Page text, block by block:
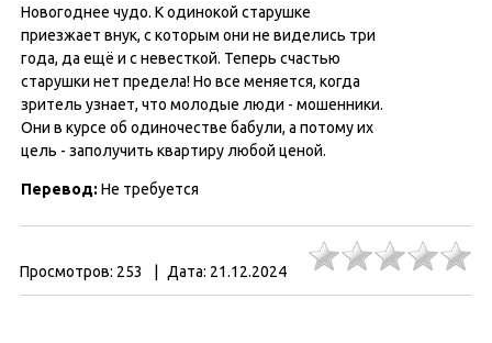
Новогоднее чудо. К одинокой старушке
приезжает внук, с которым они не виделись три
года, да ещё и с невесткой. Теперь счастью
старушки нет предела! Но все меняется, когда
зритель узнает, что молодые люди - мошенники.
Они в курсе об одиночестве бабули, а потому их
цель - заполучить квартиру любой ценой.
Перевод: Не требуется
Просмотров: 253 Дата: 21.12.2024